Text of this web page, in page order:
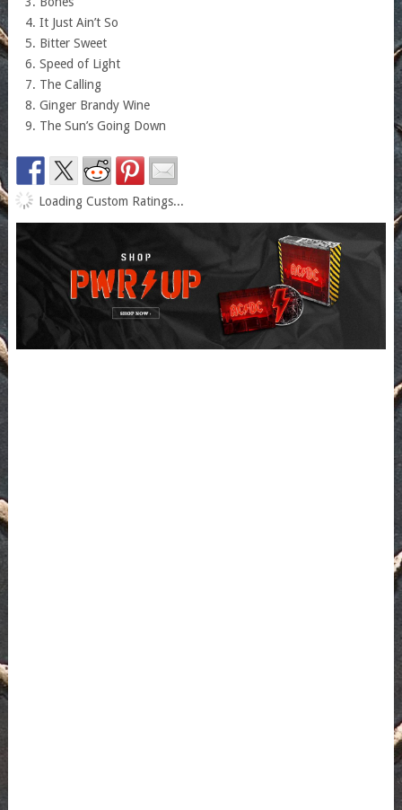
It Just Ain’t So
Bitter Sweet
Speed of Light
The Calling
Ginger Brandy Wine
The Sun’s Going Down
Loading Custom Ratings...